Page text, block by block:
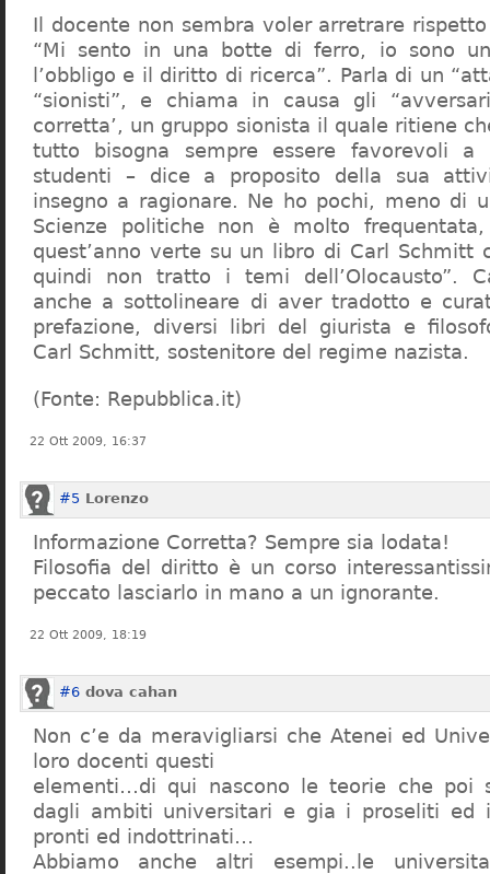
Il docente non sembra voler arretrare
“Mi sento in una botte di ferro, io sono
l’obbligo e il diritto di ricerca”. Parla di un
“sionisti”, e chiama in causa gli
corretta’, un gruppo sionista il quale ritiene
tutto bisogna sempre essere favorevoli a
studenti – dice a proposito della sua
insegno a ragionare. Ne ho pochi, meno di
Scienze politiche non è molto
quest’anno verte su un libro di Carl Schmitt
quindi non tratto i temi dell’Olocausto”.
anche a sottolineare di aver tradotto e
prefazione, diversi libri del giurista e
Carl Schmitt, sostenitore del regime nazista.
(Fonte: Repubblica.it)
22 Ott 2009, 16:37
#5 Lorenzo
Informazione Corretta? Sempre sia lodata!
Filosofia del diritto è un corso
peccato lasciarlo in mano a un ignorante.
22 Ott 2009, 18:19
#6 dova cahan
Non c’e da meravigliarsi che Atenei ed
loro docenti questi
elementi…di qui nascono le teorie che poi
dagli ambiti universitari e gia i proseliti ed
pronti ed indottrinati…
Abbiamo anche altri esempi..le